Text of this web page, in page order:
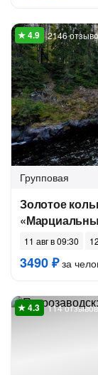
2146
Групповая
Золотое
11 авг в 09:30
3490 ₽за
114 отзывов